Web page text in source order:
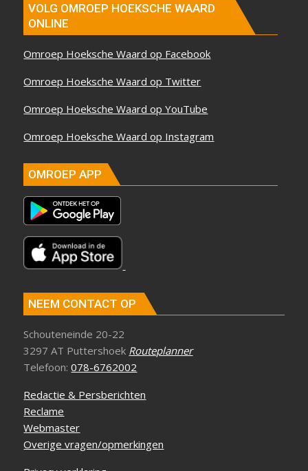
VOLG OMROEP HOEKSCHE WAARD
ONLINE
Omroep Hoeksche Waard op Facebook
Omroep Hoeksche Waard op Twitter
Omroep Hoeksche Waard op YouTube
Omroep Hoeksche Waard op Instagram
OMROEP APP
NEEM CONTACT OP
Schouteneinde 20-22
3297 AT Puttershoek Routeplanner
Telefoon:078-6762002
Redactie & Persberichten
Reclame
Webmaster
Overige vragen/opmerkingen